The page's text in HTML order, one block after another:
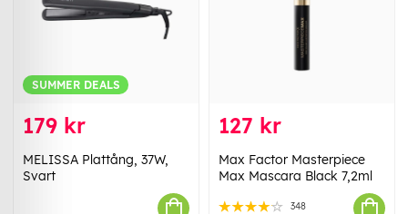
SUMMER DEALS
179 kr
MELISSA Plattång, 37W,
Svart
127 kr
Max Factor Masterpiece
Max Mascara Black 7,2ml
348